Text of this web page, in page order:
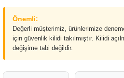
Önemli:
Değerli müşterimiz, ürünlerimize
için güvenlik kilidi takılmıştır. Kilidi
değişime tabi değildir.